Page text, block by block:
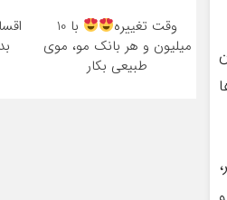
وقت تغییره
با 10
میلیون و هر بانک مو، موی
طبیعی بکار
اقساط ۱۲